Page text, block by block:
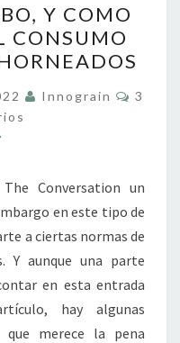
Y COMO
CONSUMO
Innograin
3
Conversation un
en este tipo de
a ciertas normas de
Y aunque una parte
en esta entrada
hay algunas
que merece la pena